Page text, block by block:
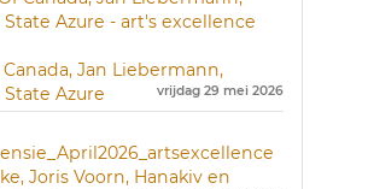
Jan Liebermann,
Azure
vrijdag 29 mei 2026
Joris Voorn, Hanakiv en